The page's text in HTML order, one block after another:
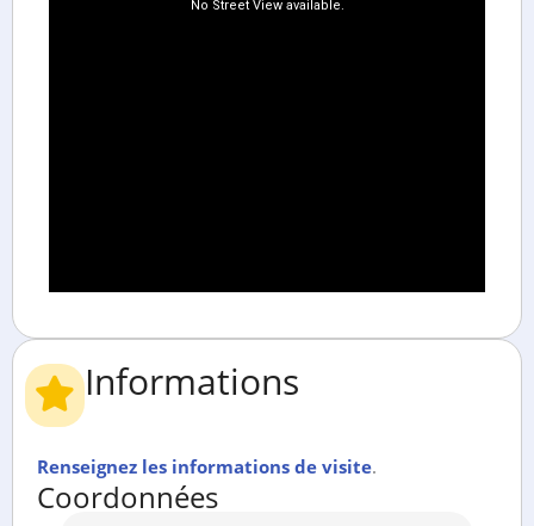
Informations
Renseignez les informations de visite.
Coordonnées